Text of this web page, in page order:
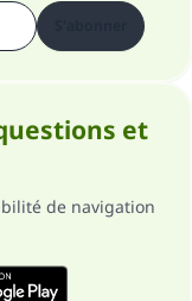
et
de navigation